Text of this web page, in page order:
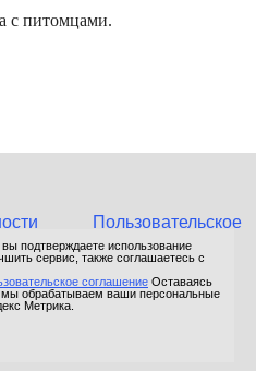
с питомцами.
Пользовательское
Зарегистрировано в
в сфере связи, информационных
(Роскомнадзор).
, вы подтверждаете использование
сервис, также соглашаетесь с
соглашение Оставаясь
мы обрабатываем ваши персональные
Метрика.